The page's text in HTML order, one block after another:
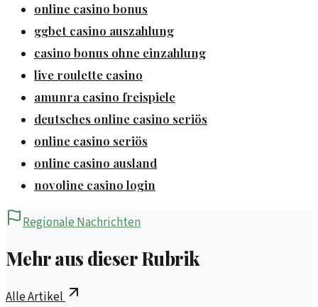
online casino bonus
ggbet casino auszahlung
casino bonus ohne einzahlung
live roulette casino
amunra casino freispiele
deutsches online casino seriös
online casino seriös
online casino ausland
novoline casino login
Regionale Nachrichten
Mehr aus dieser Rubrik
Alle Artikel